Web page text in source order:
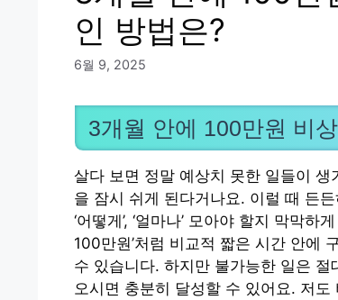
인 방법은?
6월 9, 2025
3개월 안에 100만원 비
살다 보면 정말 예상치 못한 일들이
을 잠시 쉬게 된다거나요. 이럴 때 든
‘어떻게’, ‘얼마나’ 모아야 할지 막막
100만원’처럼 비교적 짧은 시간 안에
수 있습니다. 하지만 불가능한 일은
오시면 충분히 달성할 수 있어요. 저